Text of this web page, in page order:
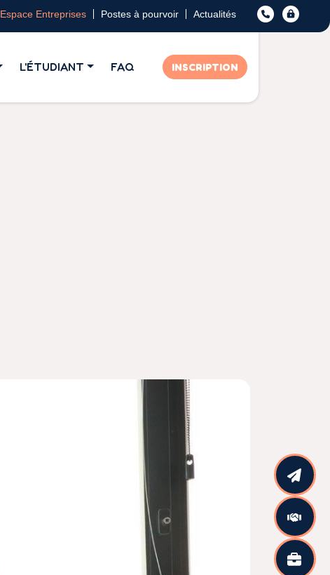
L'ÉTUDIANT FAQ INSCRIPTION
Espace Entreprises Postes à pourvoir Actualités